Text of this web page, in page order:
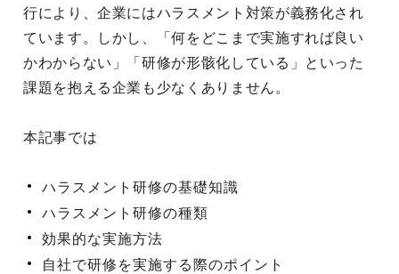
行により、企業にはハラスメント対策が義務化され
ています。しかし、「何をどこまで実施すれば良い
かわからない」「研修が形骸化している」といった
課題を抱える企業も少なくありません。
本記事では
ハラスメント研修の基礎知識
ハラスメント研修の種類
効果的な実施方法
自社で研修を実施する際のポイント